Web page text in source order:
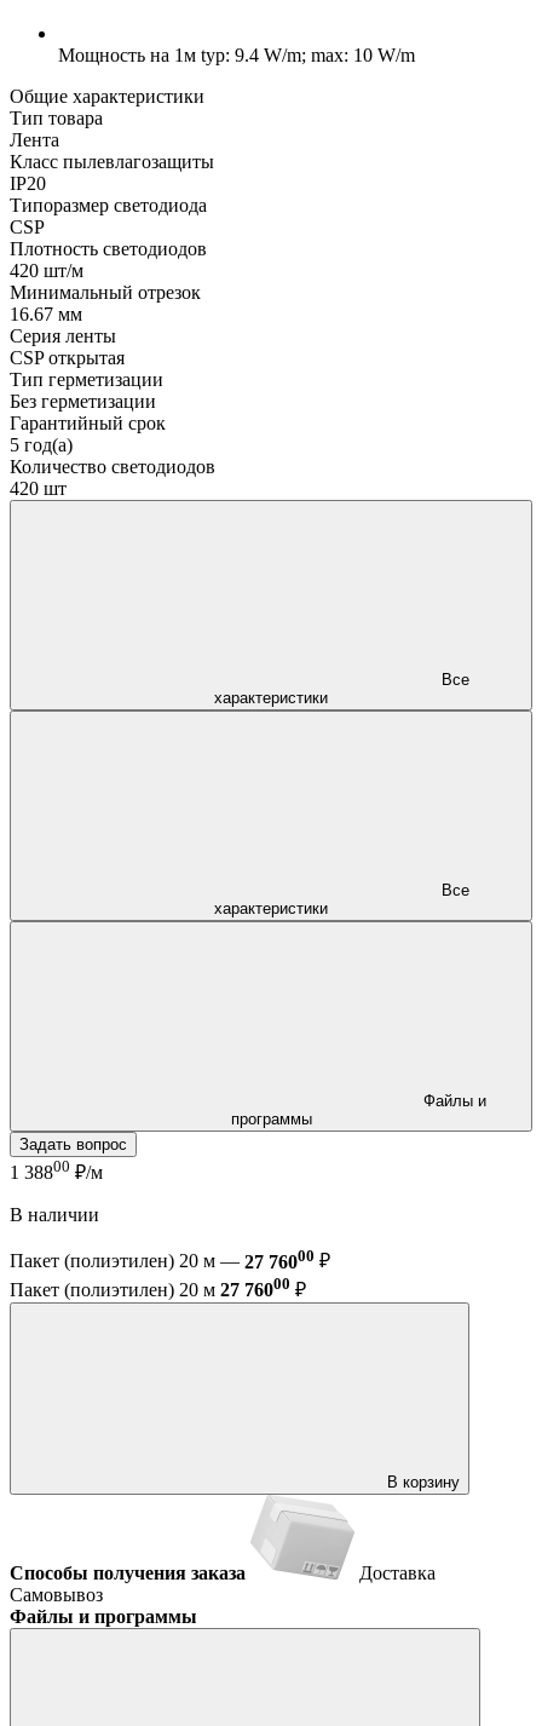
Мощность на 1м typ: 9.4 W/m; max: 10 W/m
Общие характеристики
Тип товара
Лента
Класс пылевлагозащиты
IP20
Типоразмер светодиода
CSP
Плотность светодиодов
420 шт/м
Минимальный отрезок
16.67 мм
Серия ленты
CSP открытая
Тип герметизации
Без герметизации
Гарантийный срок
5 год(а)
Количество светодиодов
420 шт
характеристики
характеристики
программы
Задать вопрос
1 38800 ₽/м
В наличии
Пакет (полиэтилен) 20 м — 27 76000 ₽
Пакет (полиэтилен) 20 м 27 76000 ₽
В корзину
Способы получения заказа
Доставка
Самовывоз
Файлы и программы